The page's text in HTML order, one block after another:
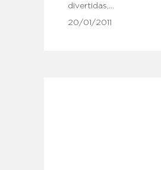
divertidas,…
20/01/2011